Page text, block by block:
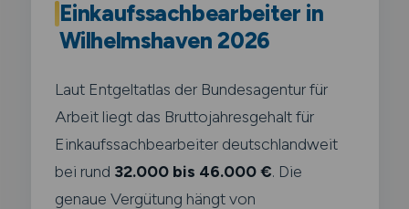
Einkaufssachbearbeiter in
Wilhelmshaven 2026
Laut Entgeltatlas der Bundesagentur für
Arbeit liegt das Bruttojahresgehalt für
Einkaufssachbearbeiter deutschlandweit
bei rund 32.000 bis 46.000 €. Die
genaue Vergütung hängt von